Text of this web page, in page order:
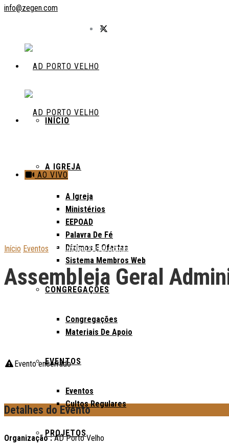
info@zegen.com
INÍCIO
A IGREJA
A Igreja
Ministérios
EEPOAD
Palavra De Fé
Dízimos E Ofertas
Sistema Membros Web
CONGREGAÇÕES
Congregações
Materiais De Apoio
EVENTOS
Eventos
Cultos Regulares
PROJETOS
AO VIVO
Início Eventos Assembleia Geral Administrativa
Assembleia Geral
Evento encerrado
Detalhes do Evento
Organização :AD Porto Velho